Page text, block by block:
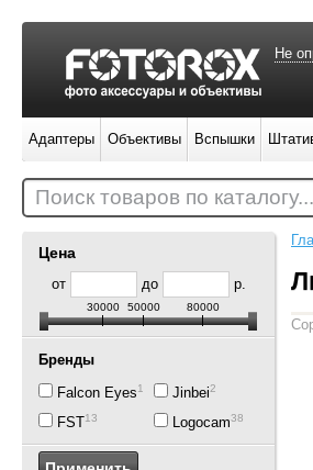
Цена
от до р.
30000 50000 80000
Бренды
Falcon Eyes11
FST13
Jinbei2
Logocam38
Не
Адаптеры Объективы Вспышки
Поиск товаров по каталогу...